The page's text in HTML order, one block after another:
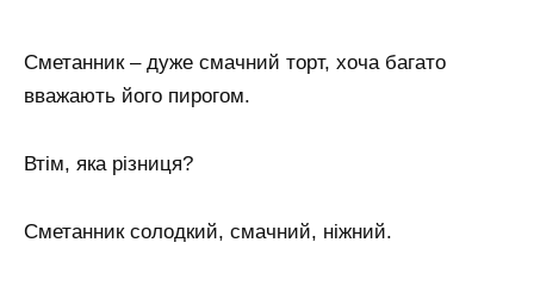
Сметанник – дуже смачний торт, хоча багато
вважають його пирогом.
Втім, яка різниця?
Сметанник солодкий, смачний, ніжний.